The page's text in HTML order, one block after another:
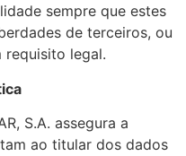
sempre que estes
de terceiros, ou
legal.
S.A. assegura a
ao titular dos dados